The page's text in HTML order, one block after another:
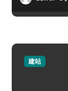
建站